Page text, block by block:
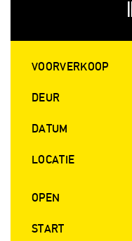
VOORVERKOOP
DEUR
DATUM
LOCATIE
OPEN
START